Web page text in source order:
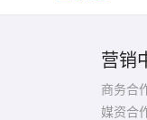
营销
商务合
媒资合